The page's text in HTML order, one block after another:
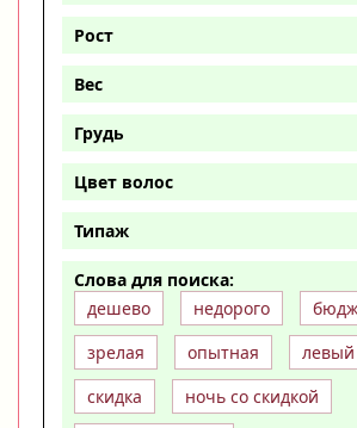
Рост
Вес
Грудь
Цвет волос
Типаж
Слова для поиска:
дешево
недорого
зрелая
опытная
левый
скидка
ночь со скидкой